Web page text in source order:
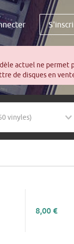
actuel ne permet
de disques en
8,00 €